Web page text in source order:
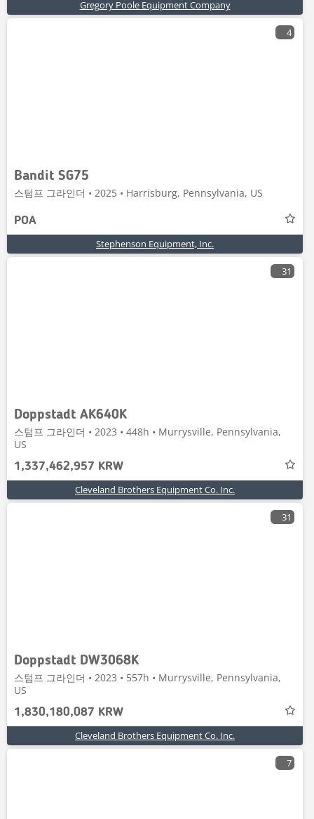
Gregory Poole Equipment Company
4
Bandit SG75
스텀프 그라인더 • 2025 • Harrisburg, Pennsylvania, US
POA
Stephenson Equipment, Inc.
31
Doppstadt AK640K
스텀프 그라인더 • 2023 • 448h • Murrysville, Pennsylvania,
US
1,337,462,957 KRW
Cleveland Brothers Equipment Co. Inc.
31
Doppstadt DW3068K
스텀프 그라인더 • 2023 • 557h • Murrysville, Pennsylvania,
US
1,830,180,087 KRW
Cleveland Brothers Equipment Co. Inc.
7